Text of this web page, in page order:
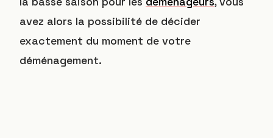
avez alors la possibilité de décider
exactement du moment de votre
déménagement.